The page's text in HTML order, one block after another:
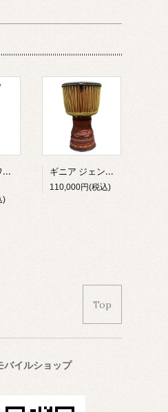
コートジボワール ジェンベ
)
ギニア ジェンベ(ジャンベ）
110,000円(税込)
Top
バイルショップ